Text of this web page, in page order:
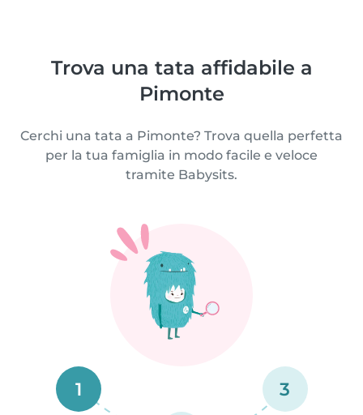
Trova una tata affidabile a
Pimonte
Cerchi una tata a Pimonte? Trova quella perfetta
per la tua famiglia in modo facile e veloce
tramite Babysits.
1 3